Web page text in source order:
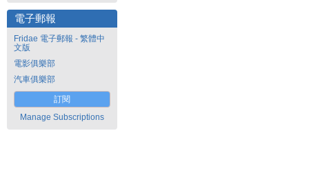
電子郵報
Fridae 電子郵報 - 繁體中
文版
電影俱樂部
汽車俱樂部
訂閱
Manage Subscriptions